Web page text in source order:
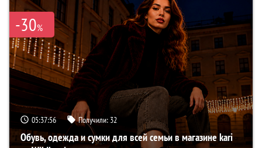
-30%
05:37:55 Получили: 32
Обувь, одежда и сумки для всей семьи в магазине kari